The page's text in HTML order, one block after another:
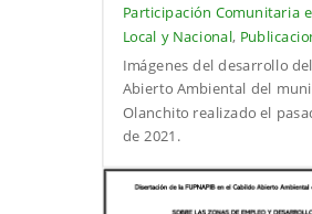
Participación Comunitaria
Local y Nacional,
Imágenes del desarrollo
Abierto Ambiental del
Olanchito realizado el
de 2021.